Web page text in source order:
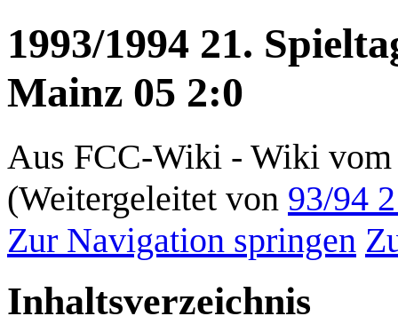
1993/1994 21.
Mainz 05 2:0
Aus FCC-Wiki - Wiki vom
(Weitergeleitet von 93/94
Zur Navigation springen
Inhaltsverzeichnis